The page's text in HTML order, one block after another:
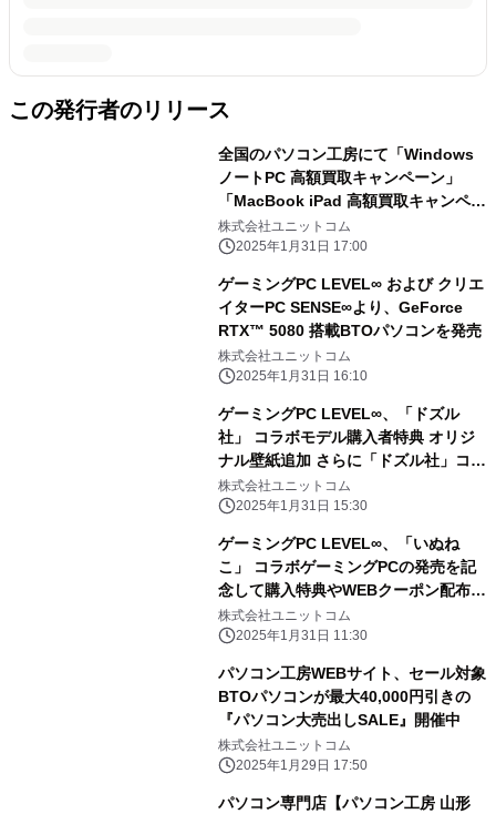
この発行者のリリース
全国のパソコン工房にて「Windows
ノートPC 高額買取キャンペーン」
「MacBook iPad 高額買取キャンペー
ン」を 2月1日から2月28日まで期間限
定で同時開催！ 対象商品の買取が最終
の日」開催日なら更に10％増額！
株式会社ユニットコム
2025年1月31日 17:00
ゲーミングPC LEVEL∞ および クリエ
イターPC SENSE∞より、GeForce
RTX™ 5080 搭載BTOパソコンを発売
株式会社ユニットコム
2025年1月31日 16:10
ゲーミングPC LEVEL∞、「ドズル
社」 コラボモデル購入者特典 オリジ
ナル壁紙追加 さらに「ドズル社」コラ
ボPC購入時に使える 5,000円OFF
WEBクーポン配布
株式会社ユニットコム
2025年1月31日 15:30
ゲーミングPC LEVEL∞、「いぬね
こ」 コラボゲーミングPCの発売を記
念して購入特典やWEBクーポン配布
さらに、サイン入りコラボPCが当たる
キャンペーン実施
株式会社ユニットコム
2025年1月31日 11:30
パソコン工房WEBサイト、セール対象
BTOパソコンが最大40,000円引きの
『パソコン大売出しSALE』開催中
株式会社ユニットコム
2025年1月29日 17:50
パソコン専門店【パソコン工房 山形